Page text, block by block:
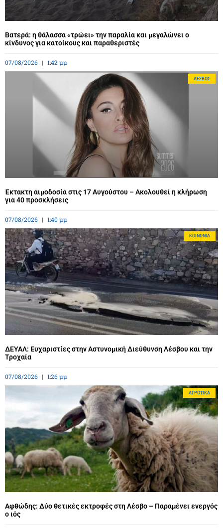
Βατερά: η θάλασσα «τρώει» την παραλία και μεγαλώνει ο
κίνδυνος για κατοίκους και παραθεριστές
07/08/2026 1:42 μμ
ΛΈΣΒΟΣ
Έκτακτη αιμοδοσία στις 17 Αυγούστου – Ακολουθεί η κλήρωση
για 40 προσκλήσεις
07/08/2026 1:40 μμ
ΚΟΙΝΩΝΊΑ
ΔΕΥΑΛ: Ευχαριστίες στην Αστυνομική Διεύθυνση Λέσβου και την
Τροχαία
07/08/2026 1:26 μμ
ΑΓΡΟΤΙΚΆ
Αφθώδης: Δύο θετικές εκτροφές στη Λέσβο – Παραμένει ενεργός
ο ιός